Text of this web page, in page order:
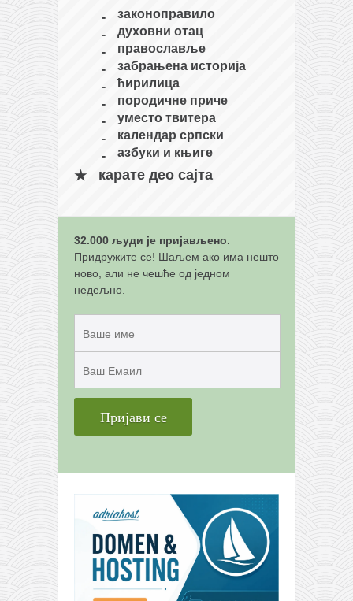
темашивари
кобудо
тимбеи рочин
програм
снимци наступа
галерија клуба
чланарина
бесплатна е-књига
термини тренинга
моја прича
моја прича
контакт
законоправило
духовни отац
православље
забрањена историја
ћирилица
породичне приче
уместо твитера
календар српски
азбуки и књиге
карате део сајта
32.000 људи је пријављено.
Придружите се! Шаљем ако има нешто
ново, али не чешће од једном
недељно.